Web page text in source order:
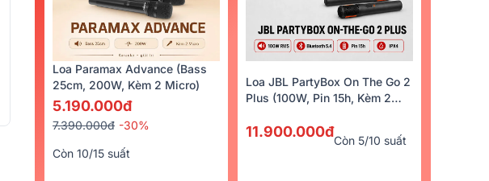
Loa Sub Điện Bksound
SW612 MK II (Bass 30cm,
5.690.000đ
8.250.000đ -31%
Quà trị giá132.000đ
5/5(35)
Micro Không Dây Bksound
2.390.000đ
3.350.000đ -29%
U200
3.490.000đ
5.030.000đ
Loa Paramax Advance (Bass
25cm, 200W, Kèm 2 Micro)
5.190.000đ
7.390.000đ -30%
Còn 10/15 suất
Loa JBL PartyBox On The Go 2
Plus (100W, Pin 15h, Kèm 2
11.900.000đ
Còn 5/10 suất